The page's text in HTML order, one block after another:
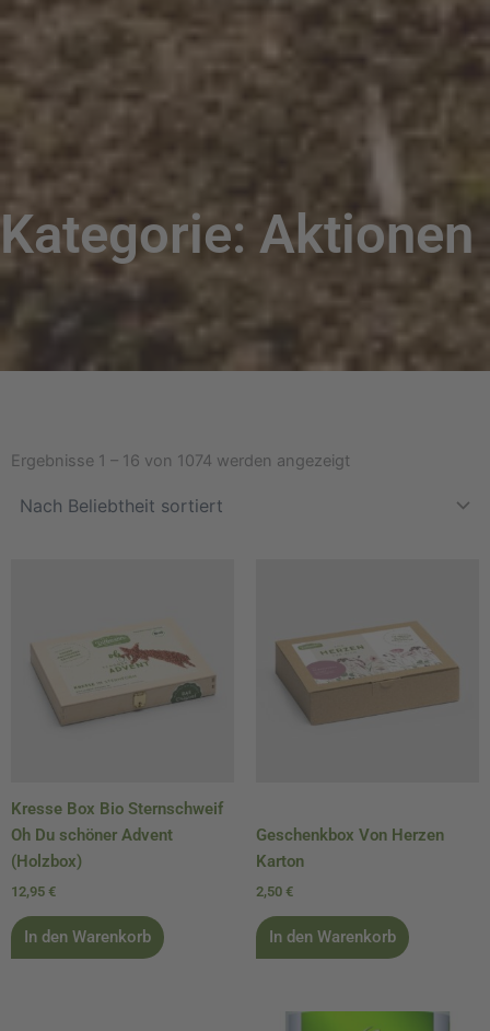
Kategorie: Aktionen
Ergebnisse 1 – 16 von 1074 werden angezeigt
Kresse Box Bio Sternschweif
Oh Du schöner Advent
(Holzbox)
12,95 €
In den Warenkorb
Geschenkbox Von Herzen
Karton
2,50 €
In den Warenkorb